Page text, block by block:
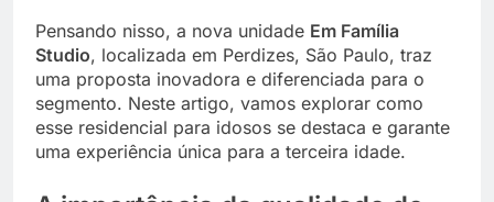
Pensando nisso, a nova unidade Em Família
Studio, localizada em Perdizes, São Paulo, traz
uma proposta inovadora e diferenciada para o
segmento. Neste artigo, vamos explorar como
esse residencial para idosos se destaca e garante
uma experiência única para a terceira idade.